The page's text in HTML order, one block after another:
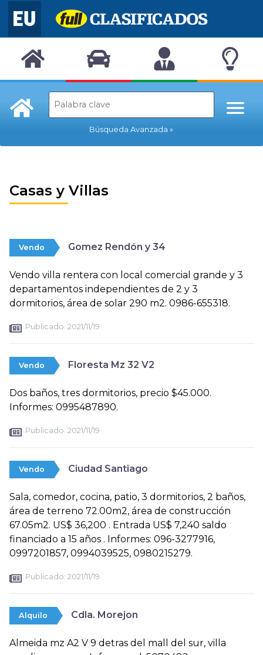
Búsqueda Avanzada
Casas y Villas
Vendo Gomez Rendón y 34
Vendo villa rentera con local comercial grande y 3
departamentos independientes de 2 y 3
dormitorios, área de solar 290 m2. 0986-655318.
Publicado: 2021/11/19
Vendo Floresta Mz 32 V2
Dos baños, tres dormitorios, precio $45.000.
Informes: 0995487890.
Publicado: 2021/11/19
Vendo Ciudad Santiago
Sala, comedor, cocina, patio, 3 dormitorios, 2 baños,
área de terreno 72.00m2, área de construcción
67.05m2. US$ 36,200 . Entrada US$ 7,240 saldo
financiado a 15 años . Informes: 096-3277916,
0997201857, 0994039525, 0980215279.
Publicado: 2021/11/19
Alquilo Cdla. Morejon
Almeida mz A2 V 9 detras del mall del sur, villa